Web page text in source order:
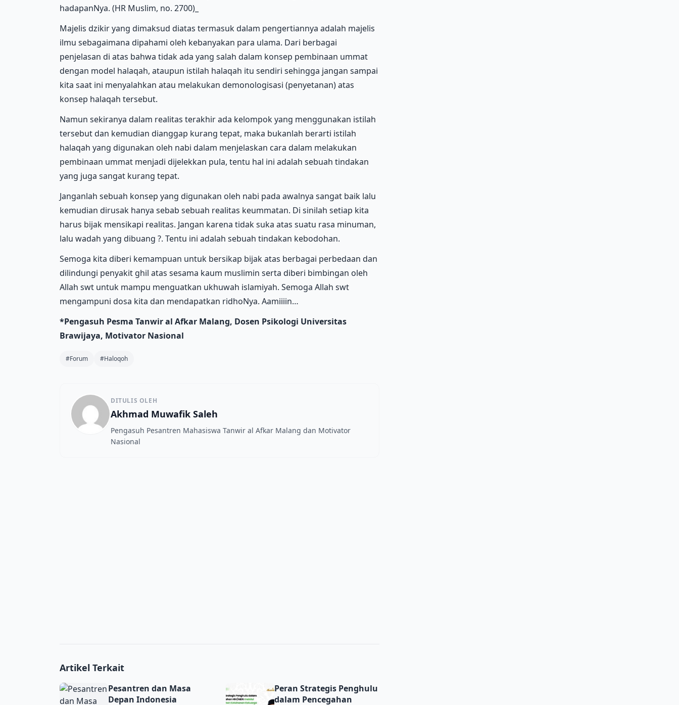
hadapanNya. (HR Muslim, no. 2700)_
Majelis dzikir yang dimaksud diatas termasuk dalam pengertiannya adalah majelis
ilmu sebagaimana dipahami oleh kebanyakan para ulama. Dari berbagai
penjelasan di atas bahwa tidak ada yang salah dalam konsep pembinaan ummat
dengan model halaqah, ataupun istilah halaqah itu sendiri sehingga jangan sampai
kita saat ini menyalahkan atau melakukan demonologisasi (penyetanan) atas
konsep halaqah tersebut.
Namun sekiranya dalam realitas terakhir ada kelompok yang menggunakan istilah
tersebut dan kemudian dianggap kurang tepat, maka bukanlah berarti istilah
halaqah yang digunakan oleh nabi dalam menjelaskan cara dalam melakukan
pembinaan ummat menjadi dijelekkan pula, tentu hal ini adalah sebuah tindakan
yang juga sangat kurang tepat.
Janganlah sebuah konsep yang digunakan oleh nabi pada awalnya sangat baik lalu
kemudian dirusak hanya sebab sebuah realitas keummatan. Di sinilah setiap kita
harus bijak mensikapi realitas. Jangan karena tidak suka atas suatu rasa minuman,
lalu wadah yang dibuang ?. Tentu ini adalah sebuah tindakan kebodohan.
Semoga kita diberi kemampuan untuk bersikap bijak atas berbagai perbedaan dan
dilindungi penyakit ghil atas sesama kaum muslimin serta diberi bimbingan oleh
Allah swt untuk mampu menguatkan ukhuwah islamiyah. Semoga Allah swt
mengampuni dosa kita dan mendapatkan ridhoNya. Aamiiiin…
*Pengasuh Pesma Tanwir al Afkar Malang, Dosen Psikologi Universitas
Brawijaya, Motivator Nasional
#Forum #Haloqoh
DITULIS OLEH
Akhmad Muwafik Saleh
Pengasuh Pesantren Mahasiswa Tanwir al Afkar Malang dan Motivator
Nasional
Artikel Terkait
Pesantren dan Masa Depan Indonesia
Pesantren dan Masa
Depan Indonesia
Peran Strategis Penghulu dalam Pencegahan HIV/AIDS melalui Penguatan Ketahanan Keluarga
Peran Strategis Penghulu
dalam Pencegahan